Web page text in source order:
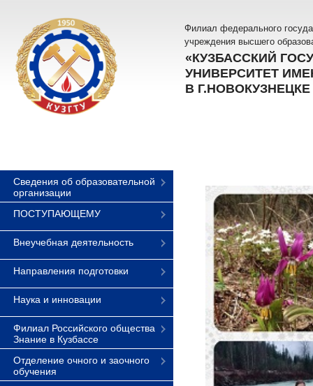
Филиал федерального
учреждения высшего
«КУЗБАССКИЙ
УНИВЕРСИТЕТ
В Г.НОВОКУЗНЕЦКЕ
Сведения об образовательной
организации
ПОСТУПАЮЩЕМУ
Внеучебная деятельность
Направления подготовки
Наука и инновации
Филиал Российского общества
Знание в Кузбассе
Отделение очного и заочного
обучения